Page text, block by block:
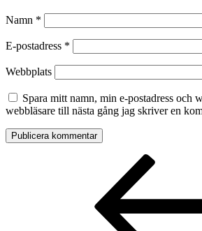
Namn *
E-postadress *
Webbplats
Spara mitt namn, min e-postadress och
webbläsare till nästa gång jag skriver en
Inläggsnavigering